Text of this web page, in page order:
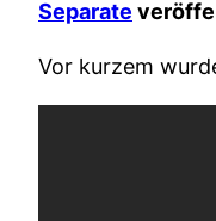
Separate
Vor kurzem